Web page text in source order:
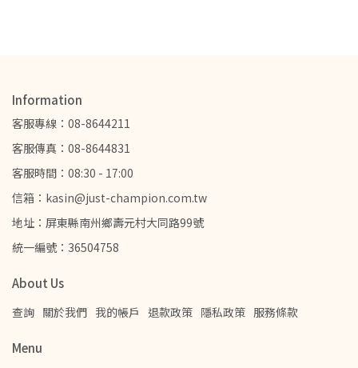
Information
客服專線：08-8644211
客服傳真：08-8644831
客服時間：08:30 - 17:00
信箱：kasin@just-champion.com.tw
地址：屏東縣南州鄉壽元村大同路99號
統一編號：36504758
About Us
查詢 關於我們 我的帳戶 退款政策 隱私政策 服務條款
Menu